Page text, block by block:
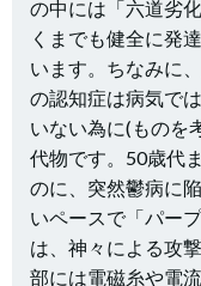
の中には「六道劣
くまでも健全に発
います。ちなみに
の認知症は病気で
いない為に(ものを
代物です。50歳代
のに、突然鬱病に
いペースで「パー
は、神々による攻
部には電磁糸や電